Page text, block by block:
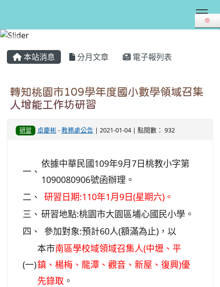
本站消息 分月文章 電子報列表
轉知桃園市109學年度國小數學領域召集
人增能工作坊研習
研習 卓慶彬 -教務處公告 | 2021-01-04 | 點閱數： 932
一、
依據中華民國109年9月7日桃教小字第
1090080906號函辦理。
二、 研習日期:110年1月9日(星期六)。
三、 研習地點:桃園市大園區埔心國民小學。
四、
參加對象:預計60人(額滿為止)，以
(一)
本市南區學校域領域召集人(中壢、平
鎮、楊梅、龍潭、觀音、新屋、復興)優
先錄取 。